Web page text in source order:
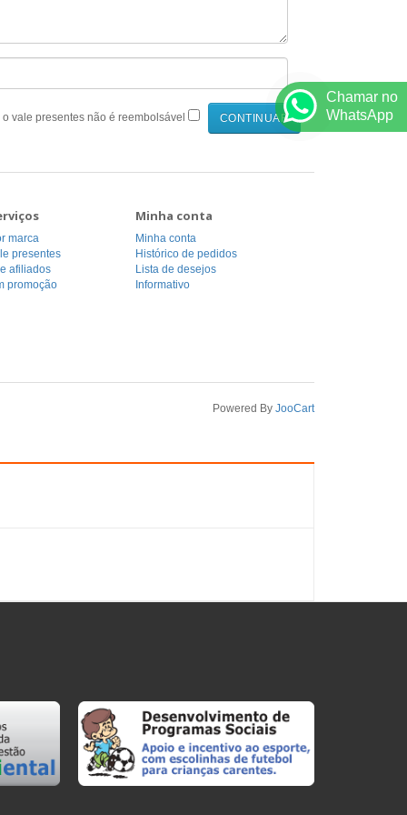
vale presentes não é reembolsável
marca
presentes
afiliados
promoção
Minha conta
Minha conta
Histórico de pedidos
Lista de desejos
Informativo
Powered By JooCart
Chamar no
WhatsApp